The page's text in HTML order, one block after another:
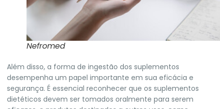
Nefromed
Além disso, a forma de ingestão dos suplementos
desempenha um papel importante em sua eficácia e
segurança. É essencial reconhecer que os suplementos
dietéticos devem ser tomados oralmente para serem